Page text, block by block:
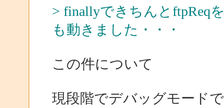
> finallyできちんとftpReq
も動きました・・・
この件について
現段階でデバッグモード